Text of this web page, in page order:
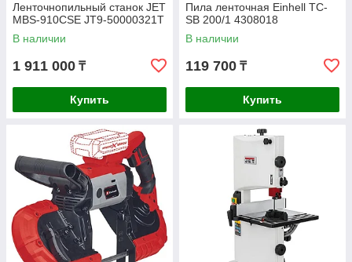
Ленточнопильный станок JET
MBS-910CSE JT9-50000321T
В наличии
1 911 000 ₸
Купить
Пила ленточная Einhell TC-
SB 200/1 4308018
В наличии
119 700 ₸
Купить